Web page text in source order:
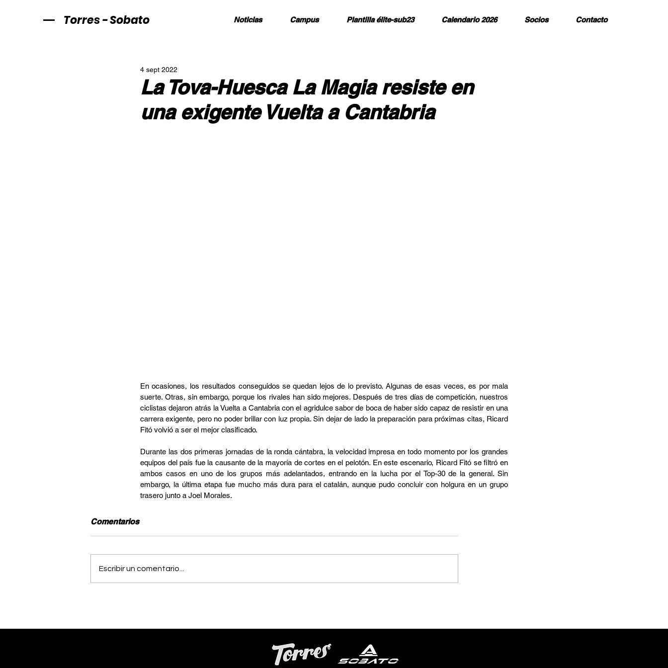
Torres - Sobato Noticias Campus Plantilla élite-sub23 Calendario 2026 Socios Contacto
La Tova-Huesca La Magia resiste en
una exigente Vuelta a Cantabria
4 sept 2022
En ocasiones, los resultados conseguidos se quedan lejos de lo previsto. Algunas de esas veces, es por mala
suerte. Otras, sin embargo, porque los rivales han sido mejores. Después de tres días de competición, nuestros
ciclistas dejaron atrás la Vuelta a Cantabria con el agridulce sabor de boca de haber sido capaz de resistir en una
carrera exigente, pero no poder brillar con luz propia. Sin dejar de lado la preparación para próximas citas, Ricard
Fitó volvió a ser el mejor clasificado.
Durante las dos primeras jornadas de la ronda cántabra, la velocidad impresa en todo momento por los grandes
equipos del país fue la causante de la mayoría de cortes en el pelotón. En este escenario, Ricard Fitó se filtró en
ambos casos en uno de los grupos más adelantados, entrando en la lucha por el Top-30 de la general. Sin
embargo, la última etapa fue mucho más dura para el catalán, aunque pudo concluir con holgura en un grupo
trasero junto a Joel Morales.
Comentarios
Escribir un comentario...